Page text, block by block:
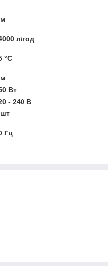
л/год
°C
Вт
- 240 В
шт
Гц